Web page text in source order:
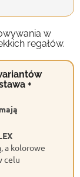
w
regałów.
+
a kolorowe
celu